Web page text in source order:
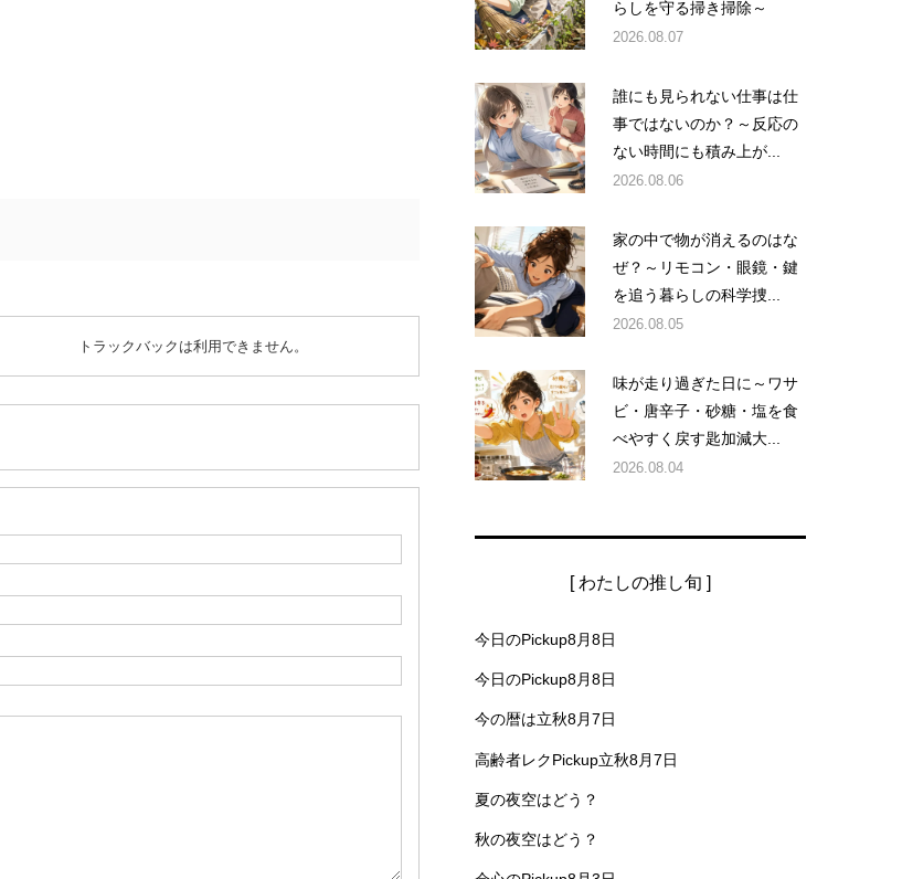
トラックバックは利用できません。
らしを守る掃き掃除～
2026.08.07
誰にも見られない仕事は仕
事ではないのか？～反応の
ない時間にも積み上が...
2026.08.06
家の中で物が消えるのはな
ぜ？～リモコン・眼鏡・鍵
を追う暮らしの科学捜...
2026.08.05
味が走り過ぎた日に～ワサ
ビ・唐辛子・砂糖・塩を食
べやすく戻す匙加減大...
2026.08.04
[ わたしの推し旬 ]
今日のPickup8月8日
今日のPickup8月8日
今の暦は立秋8月7日
高齢者レクPickup立秋8月7日
夏の夜空はどう？
秋の夜空はどう？